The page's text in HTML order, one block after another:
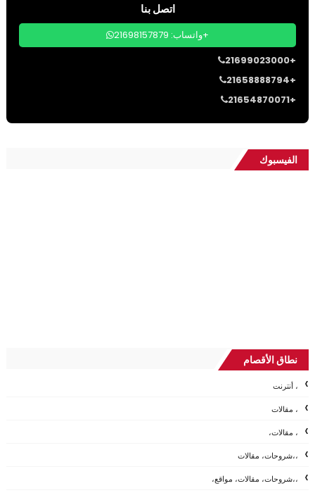
اتصل بنا
واتساب: 21698157879+
21699023000+
21658888794+
21654870071+
الفيسبوك
نطاق الأقصام
، أنترنت
، مقالات
، مقالات،
،،شروحات، مقالات
،،شروحات، مقالات، مواقع،